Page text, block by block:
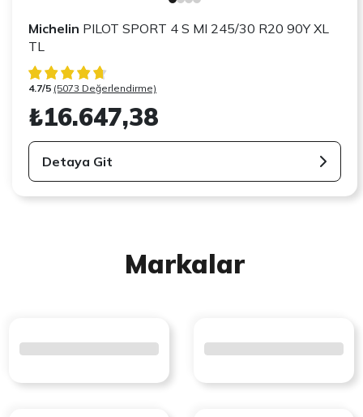
Michelin PILOT SPORT 4 S MI 245/30 R20 90Y XL
TL
4.7/5 (5073 Değerlendirme)
₺16.647,38
Detaya Git
Markalar